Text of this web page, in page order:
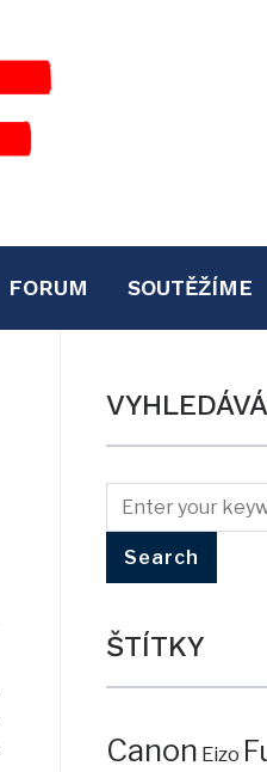
FORUM SOUTĚŽÍME
ŠTÍTKY
Canon Eizo